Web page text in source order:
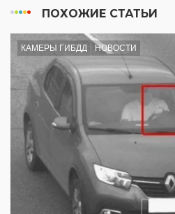
ПОХОЖИЕ СТАТЬИ
КАМЕРЫ ГИБДД НОВОСТИ